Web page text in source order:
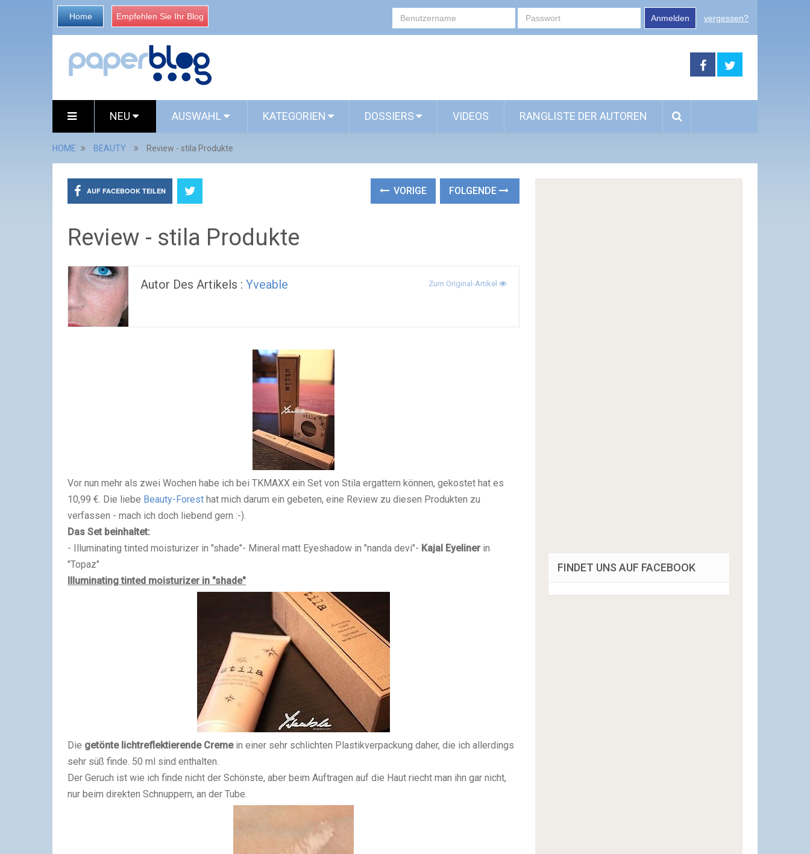
Home Empfehlen Sie Ihr Blog Anmelden vergessen?
NEU AUSWAHL KATEGORIEN DOSSIERS VIDEOS RANGLISTE DER AUTOREN
HOME BEAUTY Review - stila Produkte
AUF FACEBOOK TEILEN VORIGE FOLGENDE
Review - stila Produkte
Autor Des Artikels : Yveable Zum Original-Artikel
Vor nun mehr als zwei Wochen habe ich bei TKMAXX ein Set von Stila ergattern können, gekostet hat es
10,99 €. Die liebe Beauty-Forest hat mich darum ein gebeten, eine Review zu diesen Produkten zu
verfassen - mach ich doch liebend gern :-).
Das Set beinhaltet:
- Illuminating tinted moisturizer in "shade"- Mineral matt Eyeshadow in "nanda devi"- Kajal Eyeliner in
"Topaz"
Illuminating tinted moisturizer in "shade"
Die getönte lichtreflektierende Cremein einer sehr schlichten Plastikverpackung daher, die ich allerdings
sehr süß finde. 50 ml sind enthalten.
Der Geruch ist wie ich finde nicht der Schönste, aber beim Auftragen auf die Haut riecht man ihn gar nicht,
nur beim direkten Schnuppern, an der Tube.
FINDET UNS AUF FACEBOOK